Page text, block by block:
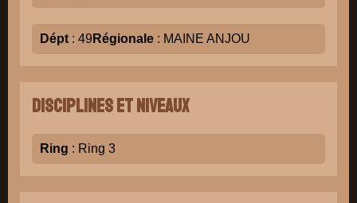
Dépt : 49Régionale : MAINE ANJOU
Disciplines et niveaux
Ring : Ring 3